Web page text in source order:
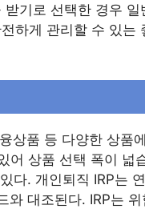
기로 선택한 경우 일
하게 관리할 수 있는
상품 등 다양한 상품
어 상품 선택 폭이 넓
다. 개인퇴직 IRP는
대조된다. IRP는 위